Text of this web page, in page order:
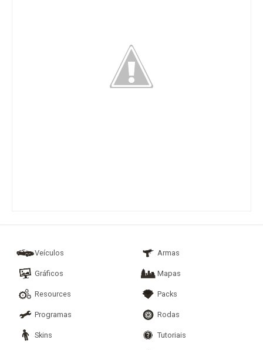
Veículos Armas
Gráficos Mapas
Resources Packs
Programas Rodas
Skins Tutoriais